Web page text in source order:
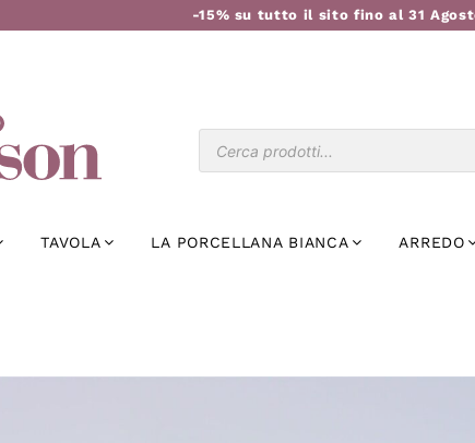
-15% su tutto il sito fino al 31
TAVOLA LA PORCELLANA BIANCA ARREDO